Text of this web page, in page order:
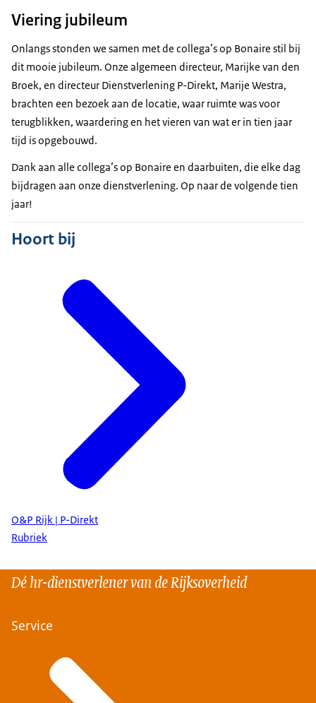
Viering jubileum
Onlangs stonden we samen met de collega’s op Bonaire stil bij
dit mooie jubileum. Onze algemeen directeur, Marijke van den
Broek, en directeur Dienstverlening P-Direkt, Marije Westra,
brachten een bezoek aan de locatie, waar ruimte was voor
terugblikken, waardering en het vieren van wat er in tien jaar
tijd is opgebouwd.
Dank aan alle collega’s op Bonaire en daarbuiten, die elke dag
bijdragen aan onze dienstverlening. Op naar de volgende tien
jaar!
Hoort bij
O&P Rijk | P-Direkt
Rubriek
Dé hr-dienstverlener van de Rijksoverheid
Service